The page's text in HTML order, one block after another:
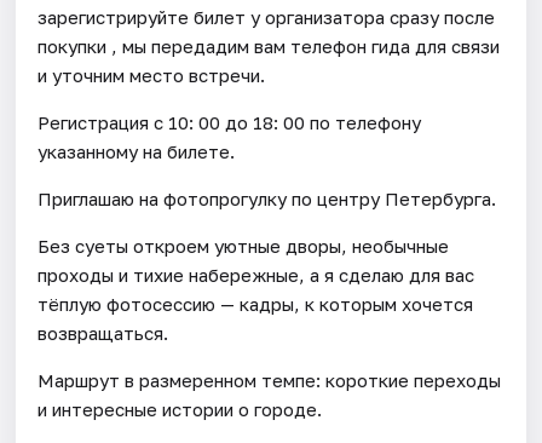
зарегистрируйте билет у организатора сразу после
покупки , мы передадим вам телефон гида для связи
и уточним место встречи.
Регистрация с 10: 00 до 18: 00 по телефону
указанному на билете.
Приглашаю на фотопрогулку по центру Петербурга.
Без суеты откроем уютные дворы, необычные
проходы и тихие набережные, а я сделаю для вас
тёплую фотосессию — кадры, к которым хочется
возвращаться.
Маршрут в размеренном темпе: короткие переходы
и интересные истории о городе.